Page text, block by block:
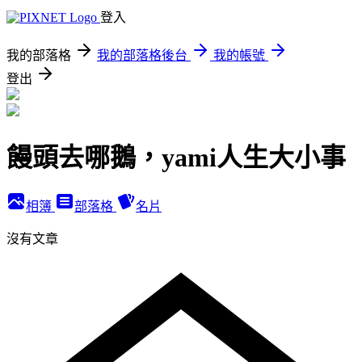
登入
我的部落格 我的部落格後台
我的帳號
登出
饅頭去哪鵝，yami人生大小事
相簿 部落格 名片
沒有文章